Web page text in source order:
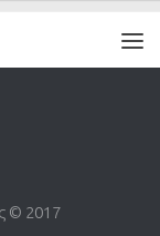
© 2017